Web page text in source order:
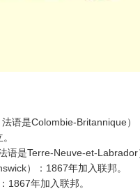
语是Colombie-Britannique）
是Terre-Neuve-et-Labrador
）：1867年加入联邦。
1867年加入联邦。